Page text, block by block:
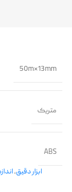
50m*13mm
متریک
ABS
ابزار دقیق,